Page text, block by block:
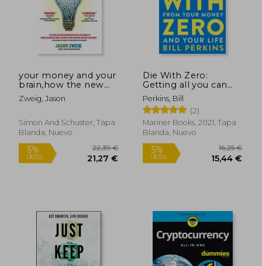
dcto. 26,85 € dcto.
Rápido
your money and your
brain,how the new
science of
neuroeconomics can
(en Inglés)
Zweig, Jason
Simon And Schuster, Tapa
Blanda, Nuevo
Die With Zero:
Getting all you can
From Your Money
and Your Life (en
Inglés)
Perkins, Bill
(2)
Mariner Books, 2021, Tapa
Blanda, Nuevo